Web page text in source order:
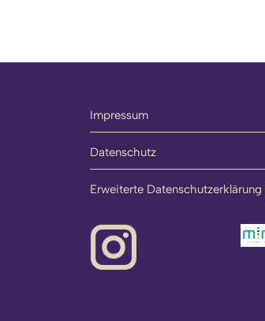
Impressum
Datenschutz
Erweiterte Datenschutzerklärung